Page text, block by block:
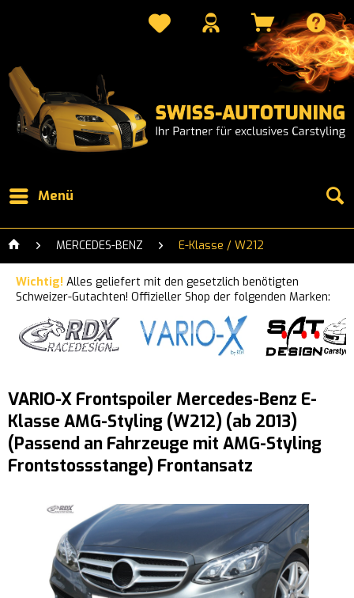
Menü
MERCEDES-BENZ E-Klasse / W212
Wichtig! Alles geliefert mit den gesetzlich benötigten
Schweizer-Gutachten! Offizieller Shop der folgenden Marken:
VARIO-X Frontspoiler Mercedes-Benz E-
Klasse AMG-Styling (W212) (ab 2013)
(Passend an Fahrzeuge mit AMG-Styling
Frontstossstange) Frontansatz